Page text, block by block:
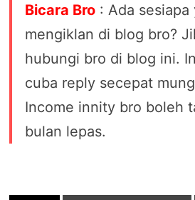
Bicara Bro : Ada sesiapa
mengiklan di blog bro?
hubungi bro di blog ini.
cuba reply secepat
Income innity bro boleh
bulan lepas.